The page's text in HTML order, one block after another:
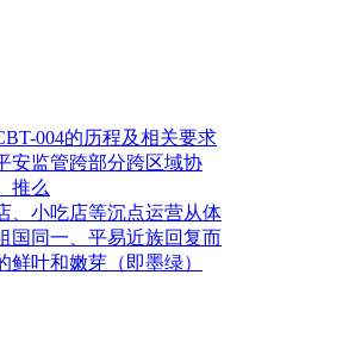
004的历程及相关要求
安监管跨部分跨区域协
推么
、小吃店等沉点运营从体
国同一、平易近族回复而
鲜叶和嫩芽（即墨绿）